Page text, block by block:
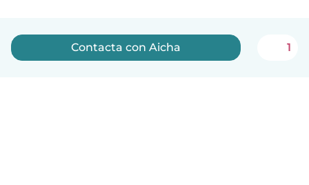
Contacta con Aicha 1